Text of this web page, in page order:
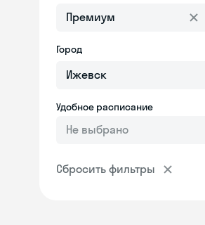
Премиум
Город
Удобное расписание
Не выбрано
Сбросить фильтры